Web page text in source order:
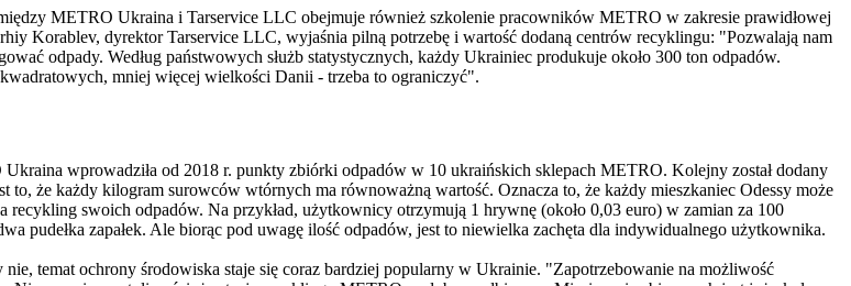
METRO Ukraina i Tarservice LLC obejmuje również szkolenie pracowników METRO w zakresie prawidłowej
Korablev, dyrektor Tarservice LLC, wyjaśnia pilną potrzebę i wartość dodaną centrów recyklingu: "Pozwalają nam
odpady. Według państwowych służb statystycznych, każdy Ukrainiec produkuje około 300 ton odpadów.
mniej więcej wielkości Danii - trzeba to ograniczyć".
wprowadziła od 2018 r. punkty zbiórki odpadów w 10 ukraińskich sklepach METRO. Kolejny został dodany
że każdy kilogram surowców wtórnych ma równoważną wartość. Oznacza to, że każdy mieszkaniec Odessy może
swoich odpadów. Na przykład, użytkownicy otrzymują 1 hrywnę (około 0,03 euro) w zamian za 100
pudełka zapałek. Ale biorąc pod uwagę ilość odpadów, jest to niewielka zachęta dla indywidualnego użytkownika.
temat ochrony środowiska staje się coraz bardziej popularny w Ukrainie. "Zapotrzebowanie na możliwość